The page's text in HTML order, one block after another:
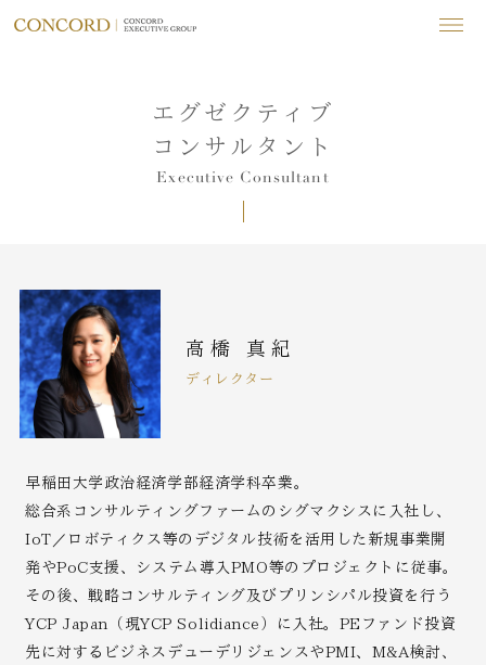
エグゼクティブ
コンサルタント
Executive Consultant
高橋 真紀
ディレクター
早稲田大学政治経済学部経済学科卒業。
総合系コンサルティングファームのシグマクシスに入社し、
IoT／ロボティクス等のデジタル技術を活用した新規事業開
発やPoC支援、システム導入PMO等のプロジェクトに従事。
その後、戦略コンサルティング及びプリンシパル投資を行う
YCP Japan（現YCP Solidiance）に入社。PEファンド投資
先に対するビジネスデューデリジェンスやPMI、M&A検討、